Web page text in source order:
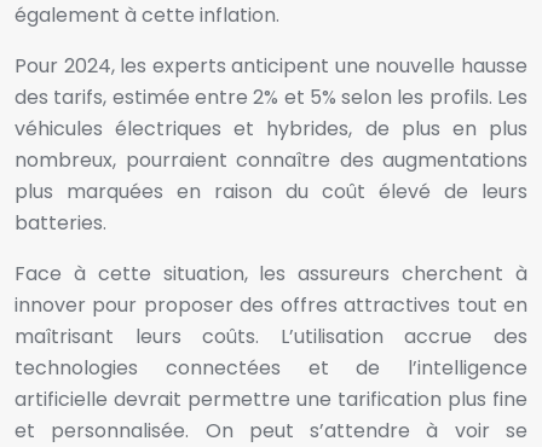
également à cette inflation.
Pour 2024, les experts anticipent une nouvelle hausse
des tarifs, estimée entre 2% et 5% selon les profils. Les
véhicules électriques et hybrides, de plus en plus
nombreux, pourraient connaître des augmentations
plus marquées en raison du coût élevé de leurs
batteries.
Face à cette situation, les assureurs cherchent à
innover pour proposer des offres attractives tout en
maîtrisant leurs coûts. L’utilisation accrue des
technologies connectées et de l’intelligence
artificielle devrait permettre une tarification plus fine
et personnalisée. On peut s’attendre à voir se